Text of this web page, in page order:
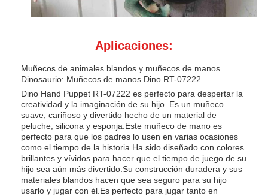
Aplicaciones:
Muñecos de animales blandos y muñecos de manos
Dinosaurio: Muñecos de manos Dino RT-07222
Dino Hand Puppet RT-07222 es perfecto para despertar la
creatividad y la imaginación de su hijo. Es un muñeco
suave, cariñoso y divertido hecho de un material de
peluche, silicona y esponja.Este muñeco de mano es
perfecto para que los padres lo usen en varias ocasiones
como el tiempo de la historia.Ha sido diseñado con colores
brillantes y vívidos para hacer que el tiempo de juego de su
hijo sea aún más divertido.Su construcción duradera y sus
materiales blandos hacen que sea seguro para su hijo
usarlo y jugar con él.Es perfecto para jugar tanto en